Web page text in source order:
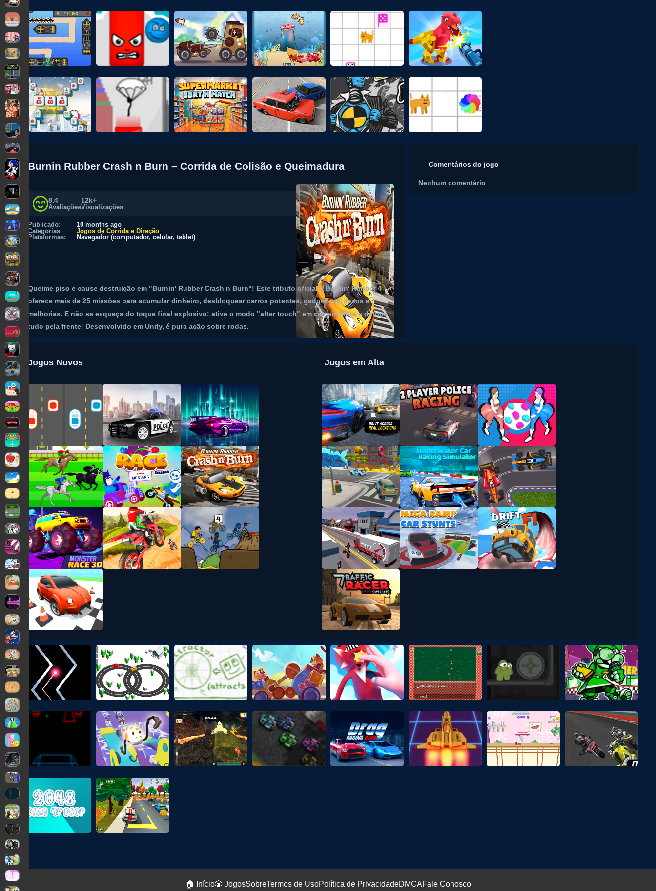
Burnin Rubber Crash n Burn – Corrida de Colisão e Queimadura
8.4
Avaliações
12k+
Visualizações
Publicado:
10 months ago
Categorias:
Jogos de Corrida e Direção
Plataformas:
Navegador (computador, celular, tablet)
Queime piso e cause destruição em "Burnin' Rubber Crash n Burn"! Este tributo oficial a Burnin' Rubber 4
oferece mais de 25 missões para acumular dinheiro, desbloquear carros potentes, gadgets estilosos e
melhorias. E não se esqueça do toque final explosivo: ative o modo "after touch" em câmera lenta e detone
tudo pela frente! Desenvolvido em Unity, é pura ação sobre rodas.
Comentários do jogo
Nenhum comentário
Jogos Novos Jogos em Alta
🏠 Início🎲 JogosSobreTermos de UsoPolítica de PrivacidadeDMCAFale Conosco